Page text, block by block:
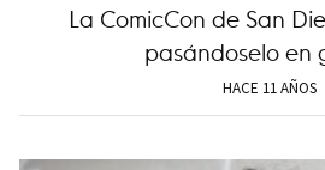
La ComicCon de San
pasándoselo en
HACE 11 AÑOS